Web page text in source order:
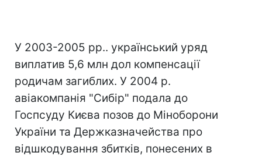
У 2003-2005 рр.. український уряд
виплатив 5,6 млн дол компенсації
родичам загиблих. У 2004 р.
авіакомпанія "Сибір" подала до
Госпсуду Києва позов до Міноборони
України та Держказначейства про
відшкодування збитків, понесених в